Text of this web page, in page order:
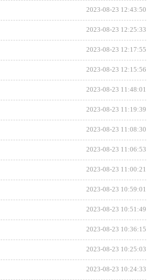
2023-08-23 12:43:50
2023-08-23 12:25:33
2023-08-23 12:17:55
2023-08-23 12:15:56
2023-08-23 11:48:01
2023-08-23 11:19:39
2023-08-23 11:08:30
2023-08-23 11:06:53
2023-08-23 11:00:21
2023-08-23 10:59:01
2023-08-23 10:51:49
2023-08-23 10:36:15
2023-08-23 10:25:03
2023-08-23 10:24:33